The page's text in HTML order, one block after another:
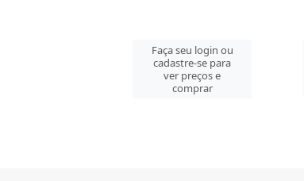
Faça seu login ou
cadastre-se para
ver preços e
comprar